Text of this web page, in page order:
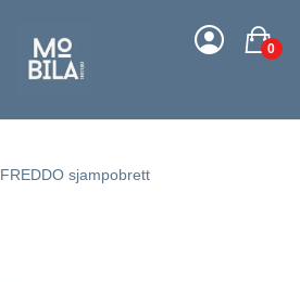
0
FREDDO sjampobrett